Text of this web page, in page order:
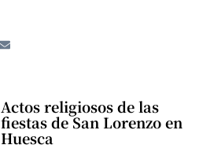
Actos religiosos de las
fiestas de San Lorenzo en
Huesca